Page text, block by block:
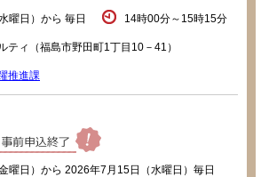
曜日）から 毎日 14時00分～15時15分
ィ（福島市野田町1丁目10－41）
推進課
曜日）から 2026年7月15日（水曜日）毎日